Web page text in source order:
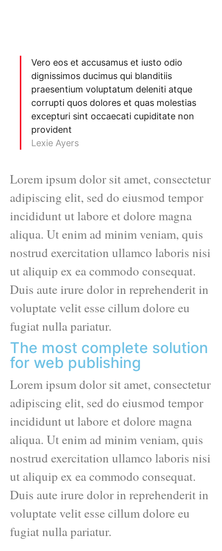
Vero eos et accusamus et iusto odio
dignissimos ducimus qui blanditiis
praesentium voluptatum deleniti atque
corrupti quos dolores et quas molestias
excepturi sint occaecati cupiditate non
provident
Lexie Ayers
Lorem ipsum dolor sit amet, consectetur
adipiscing elit, sed do eiusmod tempor
incididunt ut labore et dolore magna
aliqua. Ut enim ad minim veniam, quis
nostrud exercitation ullamco laboris nisi
ut aliquip ex ea commodo consequat.
Duis aute irure dolor in reprehenderit in
voluptate velit esse cillum dolore eu
fugiat nulla pariatur.
The most complete solution
for web publishing
Lorem ipsum dolor sit amet, consectetur
adipiscing elit, sed do eiusmod tempor
incididunt ut labore et dolore magna
aliqua. Ut enim ad minim veniam, quis
nostrud exercitation ullamco laboris nisi
ut aliquip ex ea commodo consequat.
Duis aute irure dolor in reprehenderit in
voluptate velit esse cillum dolore eu
fugiat nulla pariatur.